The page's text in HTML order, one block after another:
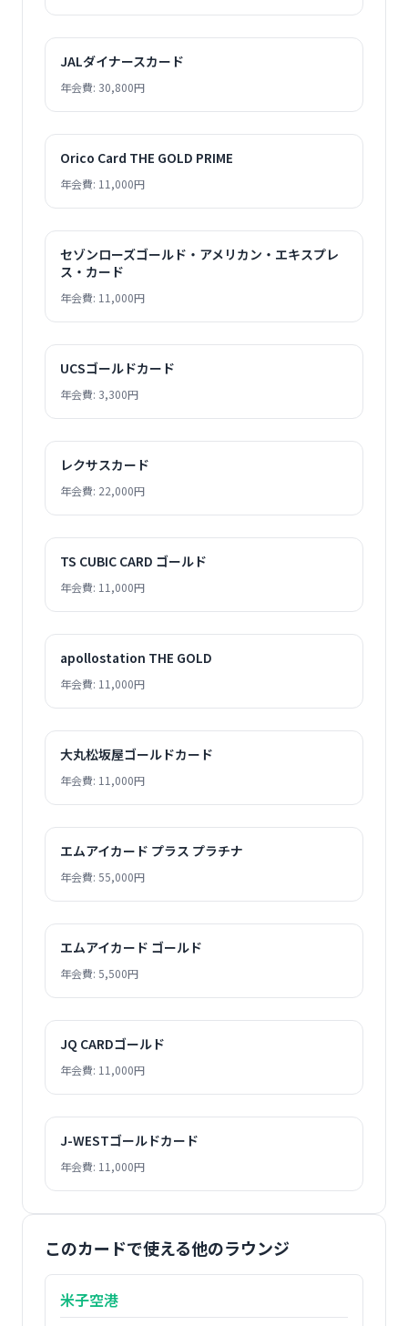
JALダイナースカード
年会費: 30,800円
Orico Card THE GOLD PRIME
年会費: 11,000円
セゾンローズゴールド・アメリカン・エキスプレ
ス・カード
年会費: 11,000円
UCSゴールドカード
年会費: 3,300円
レクサスカード
年会費: 22,000円
TS CUBIC CARD ゴールド
年会費: 11,000円
apollostation THE GOLD
年会費: 11,000円
大丸松坂屋ゴールドカード
年会費: 11,000円
エムアイカード プラス プラチナ
年会費: 55,000円
エムアイカード ゴールド
年会費: 5,500円
JQ CARDゴールド
年会費: 11,000円
J-WESTゴールドカード
年会費: 11,000円
このカードで使える他のラウンジ
米子空港